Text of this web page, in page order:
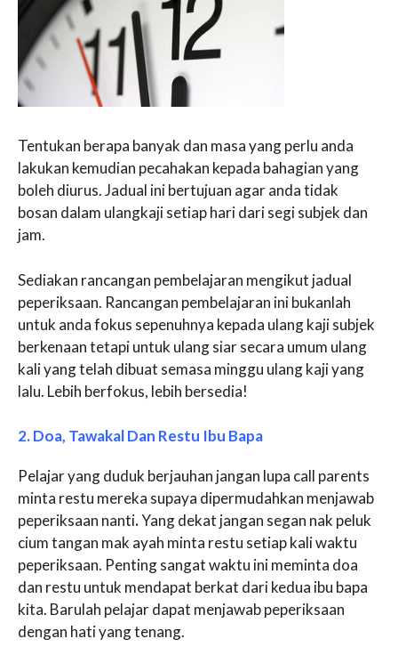
Tentukan berapa banyak dan masa yang perlu anda
lakukan kemudian pecahakan kepada bahagian yang
boleh diurus. Jadual ini bertujuan agar anda tidak
bosan dalam ulangkaji setiap hari dari segi subjek dan
jam.
Sediakan rancangan pembelajaran mengikut jadual
peperiksaan. Rancangan pembelajaran ini bukanlah
untuk anda fokus sepenuhnya kepada ulang kaji subjek
berkenaan tetapi untuk ulang siar secara umum ulang
kali yang telah dibuat semasa minggu ulang kaji yang
lalu. Lebih berfokus, lebih bersedia!
2. Doa, Tawakal Dan Restu Ibu Bapa
Pelajar yang duduk berjauhan jangan lupa call parents
minta restu mereka supaya dipermudahkan menjawab
peperiksaan nanti.Yang dekat jangan segan nak peluk
cium tangan mak ayah minta restu setiap kali waktu
peperiksaan. Penting sangat waktu ini meminta doa
dan restu untuk mendapat berkat dari kedua ibu bapa
kita. Barulah pelajar dapat menjawab peperiksaan
dengan hati yang tenang.